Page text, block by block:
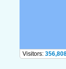
Visitors: